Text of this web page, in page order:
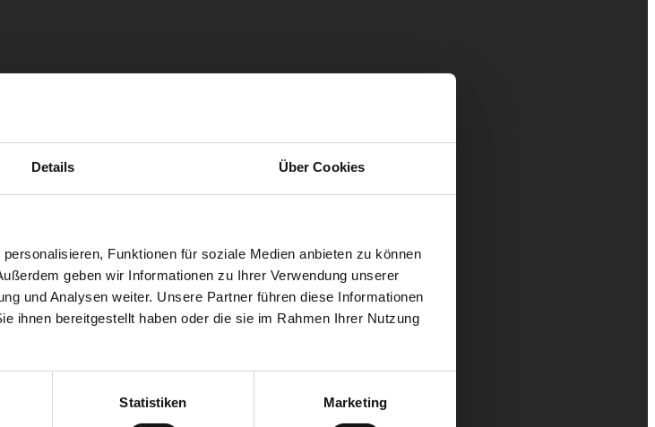
Details Über Cookies
Funktionen für soziale Medien anbieten zu können
geben wir Informationen zu Ihrer Verwendung unserer
und Analysen weiter. Unsere Partner führen diese Informationen
ihnen bereitgestellt haben oder die sie im Rahmen Ihrer Nutzung
Statistiken Marketing